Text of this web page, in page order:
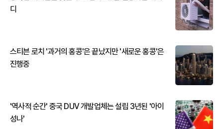
디
스티븐 로치 '과거의 홍콩'은 끝났지만 '새로운 홍콩'은
진행중
'역사적 순간' 중국 DUV 개발업체는 설립 3년된 '아이
성나'